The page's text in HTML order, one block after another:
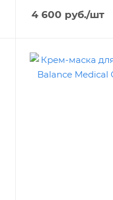
4 600 руб./шт